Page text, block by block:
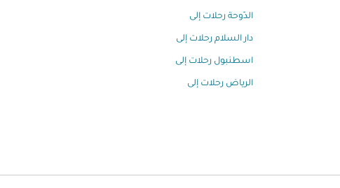
الدّوحة رحلات إلى
دار السلام رحلات إلى
اسطنبول رحلات إلى
الرياض رحلات إلى